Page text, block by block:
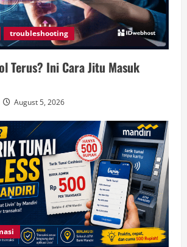
troubleshooting
Terus? Ini Cara Jitu Masuk
August 5, 2026